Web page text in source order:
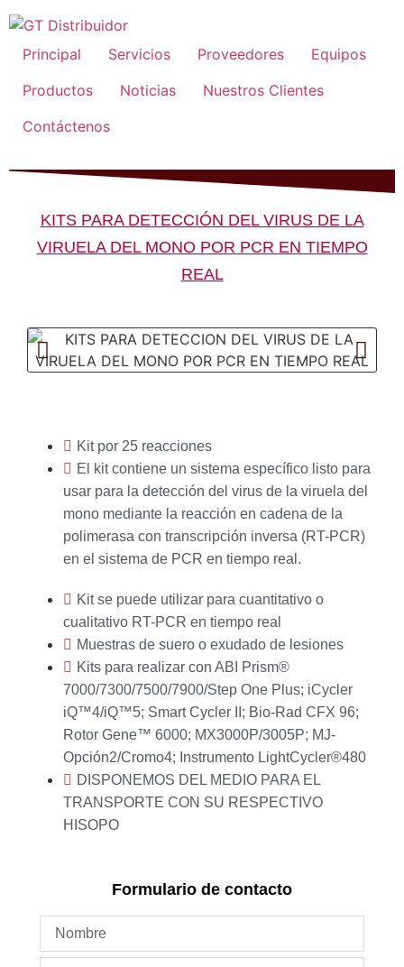
Principal Servicios Proveedores
Equipos
Productos
Noticias
Nuestros Clientes
Contáctenos
KITS PARA DETECCIÓN DEL VIRUS DE LA
VIRUELA DEL MONO POR PCR EN TIEMPO
REAL
Kit por 25 reacciones
El kit contiene un sistema específico listo para
usar para la detección del virus de la viruela del
mono mediante la reacción en cadena de la
polimerasa con transcripción inversa (RT-PCR)
en el sistema de PCR en tiempo real.
Kit se puede utilizar para cuantitativo o
cualitativo RT-PCR en tiempo real
Muestras de suero o exudado de lesiones
Kits para realizar con ABI Prism®
7000/7300/7500/7900/Step One Plus; iCycler
iQ™4/iQ™5; Smart Cycler II; Bio-Rad CFX 96;
Rotor Gene™ 6000; MX3000P/3005P; MJ-
Opción2/Cromo4; Instrumento LightCycler®480
DISPONEMOS DEL MEDIO PARA EL
TRANSPORTE CON SU RESPECTIVO
HISOPO
Formulario de contacto